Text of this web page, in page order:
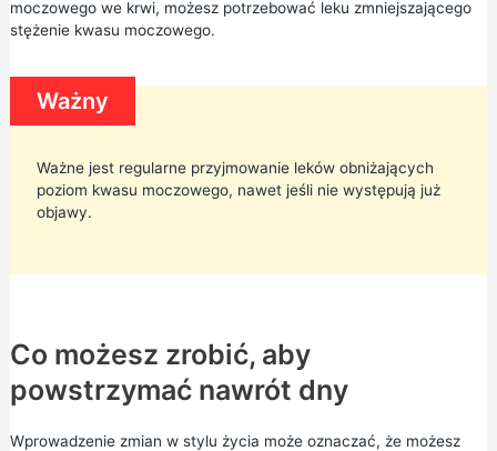
moczowego we krwi, możesz potrzebować leku zmniejszającego
stężenie kwasu moczowego.
Ważny
Ważne jest regularne przyjmowanie leków obniżających
poziom kwasu moczowego, nawet jeśli nie występują już
objawy.
Co możesz zrobić, aby
powstrzymać nawrót dny
Wprowadzenie zmian w stylu życia może oznaczać, że możesz